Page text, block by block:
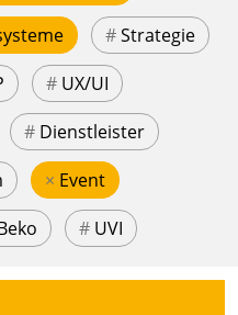
#Strategie
# UX/UI
# Dienstleister
× Event
# UVI